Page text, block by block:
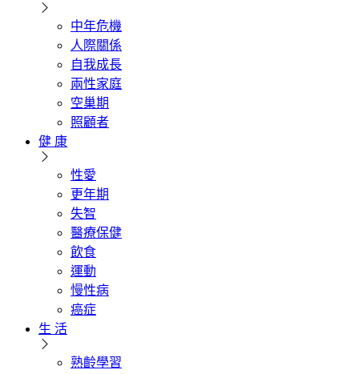
中年危機
人際關係
自我成長
兩性家庭
空巢期
照顧者
健 康
性愛
更年期
失智
醫療保健
飲食
運動
慢性病
癌症
生 活
熟齡學習